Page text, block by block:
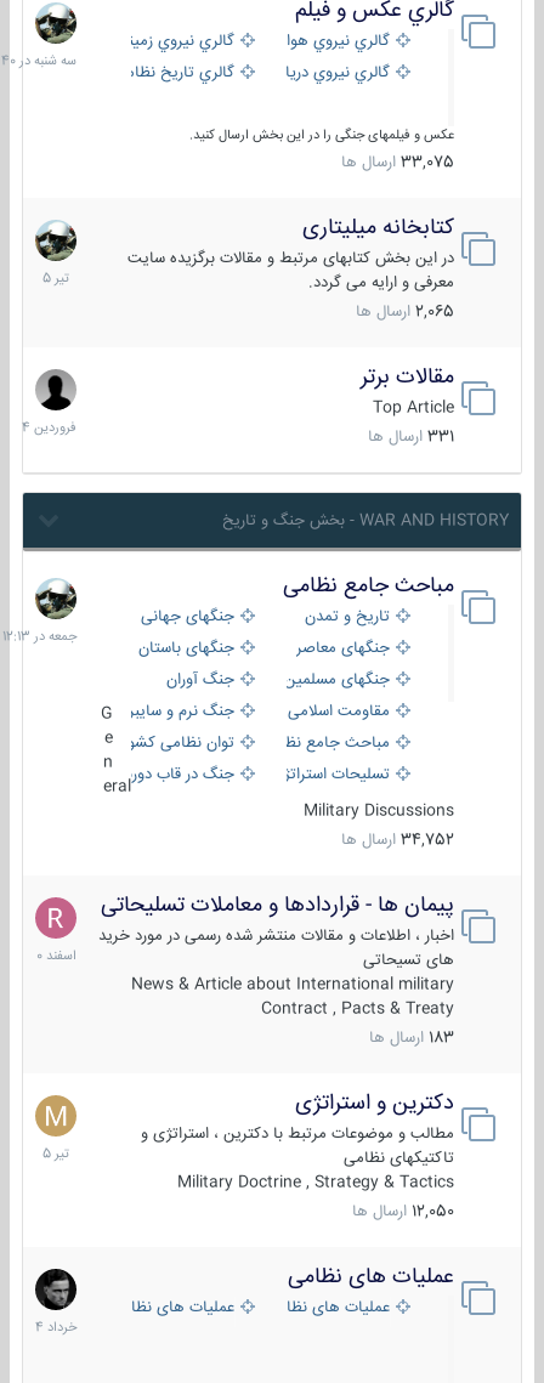
گالري عكس و فيلم
گالري نيروي هوايي
گالري نيروي زميني
گالري نيروي دريايي
گالري تاریخ نظامی
عکس و فیلمهای جنگی را در این بخش ارسال کنید.
33,075 ارسال ها
سه
شنبه
در
کتابخانه میلیتاری
در این بخش کتابهای مرتبط و مقالات برگزیده سایت
معرفی و ارایه می گردد.
2,065 ارسال ها
16
تیر
1405
مقالات برتر
Top Article
331 ارسال ها
29
فروردین
1404
WAR AND HISTORY - بخش جنگ و تاریخ
مباحث جامع نظامی
تاریخ و تمدن
جنگهای جهانی
جنگهای معاصر
جنگهای باستان
جنگهای مسلمین
جنگ آوران
مقاومت اسلامی
جنگ نرم و سایبری
مباحث جامع نظامی
توان نظامی کشورها
تسلیحات استراتژیک
جنگ در قاب دوربین
eral
Military Discussions
34,752 ارسال ها
جمعه
در
12:13
پیمان ها - قراردادها و معاملات تسلیحاتی
اخبار ، اطلاعات و مقالات منتشر شده رسمی در مورد خرید
های تسیحاتی
News & Article about International military
Contract , Pacts & Treaty
183 ارسال ها
7
اسفند
1400
دکترین و استراتژی
مطالب و موضوعات مرتبط با دکترین ، استراتژی و
تاکتیکهای نظامی
Military Doctrine , Strategy & Tactics
12,050 ارسال ها
27
تیر
1405
عملیات های نظامی
عملیات های نظامی ایرانعملیات های نظامی خارجی
5
خرداد
1404